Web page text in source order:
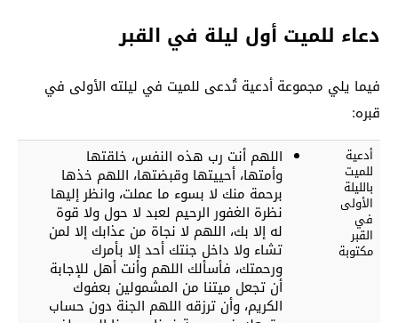
دعاء للميت أول ليلة في القبر
فيما يلي مجموعة أدعية تُدعى للميت في ليلته الأولى في
قبره:
أدعية
للميت
بالليلة
الأولى
في
القبر
مكتوبة
اللهم أنت رب هذه النفس، خلقتها
وأمتها، أحييتها وقبضتها، اللهم خذها
برحمة منك لا بسوء ما عملت، وانظر إليها
نظرة الغفور الرحيم لعبد لا حول ولا قوة
له إلا بك، اللهم لا نجاة من عذابك إلا لمن
تشاء ولا داخل جنتك أحد إلا بأمرك
ورحمتك، فأسألك اللهم وأنت أهل للإجابة
أن تجعل ميتنا من المشمولين بعفوك
الكريم، وأن ترزقه اللهم الجنة دون حساب